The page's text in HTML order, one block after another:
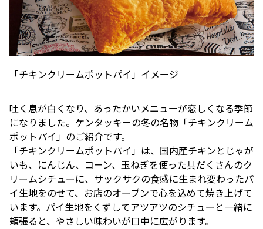
「チキンクリームポットパイ」イメージ
吐く息が白くなり、あったかいメニューが恋しくなる季節
になりました。ケンタッキーの冬の名物「チキンクリーム
ポットパイ」のご紹介です。
「チキンクリームポットパイ」は、国内産チキンとじゃが
いも、にんじん、コーン、玉ねぎを使った具だくさんのク
リームシチューに、サックサクの食感に生まれ変わったパ
イ生地をのせて、お店のオーブンで心を込めて焼き上げて
います。パイ生地をくずしてアツアツのシチューと一緒に
頬張ると、やさしい味わいが口中に広がります。